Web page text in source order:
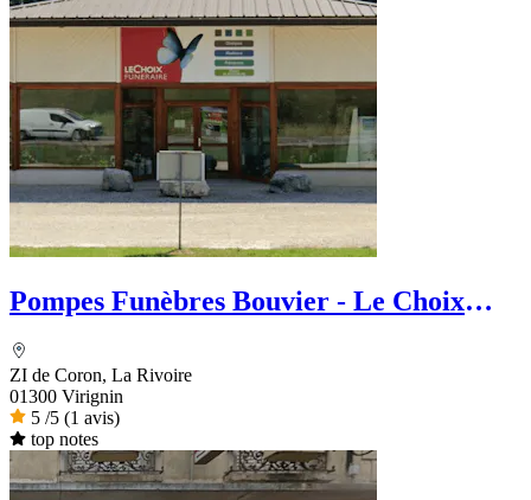
Pompes Funèbres Bouvier - Le Choix
ZI de Coron, La Rivoire
01300 Virignin
5 /5 (1 avis)
top notes